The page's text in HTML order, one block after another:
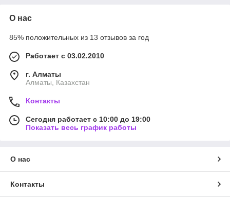
О нас
85% положительных из 13 отзывов за год
Работает с 03.02.2010
г. Алматы
Алматы, Казахстан
Контакты
Сегодня работает с 10:00 до 19:00
Показать весь график работы
О нас
Контакты